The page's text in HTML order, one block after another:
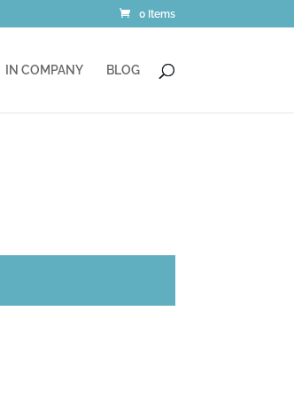
0 Items
IN COMPANY BLOG